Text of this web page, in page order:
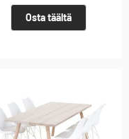
Osta täältä